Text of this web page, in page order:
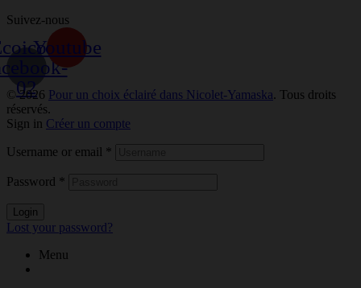
Suivez-nous
02
Youtube
© 2026 Pour un choix éclairé dans Nicolet-Yamaska. Tous droits
réservés.
Sign in Créer un compte
Username or email *
Password *
Login
Lost your password?
Menu